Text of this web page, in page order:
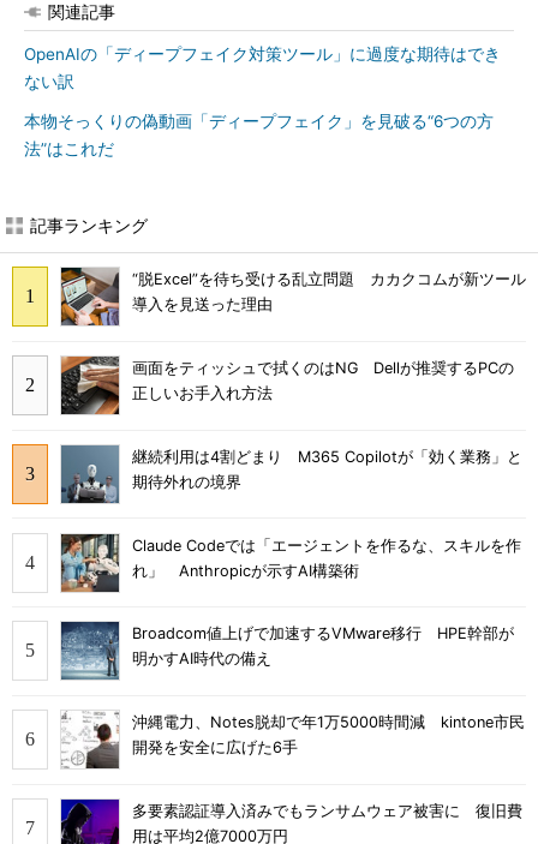
関連記事
OpenAIの「ディープフェイク対策ツール」に過度な期待はでき
ない訳
本物そっくりの偽動画「ディープフェイク」を見破る“6つの方
法”はこれだ
記事ランキング
“脱Excel”を待ち受ける乱立問題 カカクコムが新ツール
導入を見送った理由
画面をティッシュで拭くのはNG Dellが推奨するPCの
正しいお手入れ方法
継続利用は4割どまり M365 Copilotが「効く業務」と
期待外れの境界
Claude Codeでは「エージェントを作るな、スキルを作
れ」 Anthropicが示すAI構築術
Broadcom値上げで加速するVMware移行 HPE幹部が
明かすAI時代の備え
沖縄電力、Notes脱却で年1万5000時間減 kintone市民
開発を安全に広げた6手
多要素認証導入済みでもランサムウェア被害に 復旧費
用は平均2億7000万円